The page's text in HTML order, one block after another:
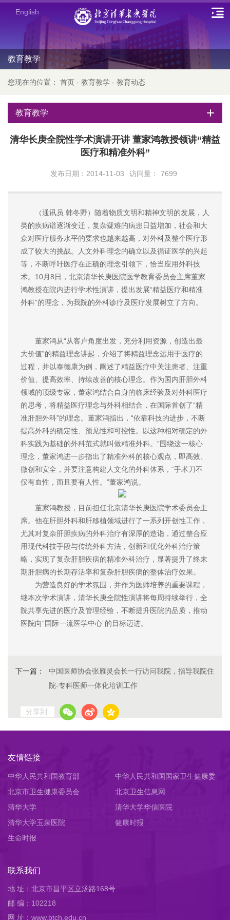
English
教育教学
您现在的位置： 首页 - 教育教学 - 教育动态
教育教学
清华长庚全院性学术演讲开讲 董家鸿教授领讲“精益
医疗和精准外科”
发布日期：2014-11-03 访问量： 7699
（通讯员 韩冬野）随着物质文明和精神文明的发展，人
类的疾病谱逐渐变迁，复杂疑难的病患日益增加，社会和大
众对医疗服务水平的要求也越来越高，对外科及整个医疗形
成了较大的挑战。人文外科理念的确立以及循证医学的兴起
等，不断呼吁医疗在正确的理念引领下，恰当应用外科技
术。10月8日，北京清华长庚医院医学教育委员会主席董家
鸿教授在院内进行学术性演讲，提出发展“精益医疗和精准
外科”的理念，为我院的外科诊疗及医疗发展树立了方向。
董家鸿从“从客户角度出发，充分利用资源，创造出最
大价值”的精益理念讲起，介绍了将精益理念运用于医疗的
过程，并以泰德康为例，阐述了精益医疗中关注患者、注重
价值、提高效率、持续改善的核心理念。作为国内肝胆外科
领域的顶级专家，董家鸿结合自身的临床经验及对外科医疗
的思考，将精益医疗理念与外科相结合，在国际首创了“精
准肝胆外科”的理念。董家鸿指出，“依靠科技的进步，不断
提高外科的确定性、预见性和可控性。以这种相对确定的外
科实践为基础的外科范式就叫做精准外科。”围绕这一核心
理念，董家鸿进一步指出了精准外科的核心观点，即高效、
微创和安全，并要注意构建人文化的外科体系，“手术刀不
仅有血性，而且要有人性。”董家鸿说。
董家鸿教授，目前担任北京清华长庚医院学术委员会主
席。他在肝胆外科和肝移植领域进行了一系列开创性工作，
尤其对复杂肝胆疾病的外科治疗有深厚的造诣，通过整合应
用现代科技手段与传统外科方法，创新和优化外科治疗策
略，实现了复杂肝胆疾病的精准外科治疗，显著提升了终末
期肝胆病的长期存活率和复杂肝胆疾病的整体治疗效果。
为营造良好的学术氛围，并作为医师培养的重要课程，
继本次学术演讲，清华长庚全院性演讲将每周持续举行，全
院共享先进的医疗及管理经验，不断提升医院的品质，推动
医院向“国际一流医学中心”的目标迈进。
下一篇：
中国医师协会张雁灵会长一行访问我院，指导我院住
院-专科医师一体化培训工作
分享到:
友情链接
中华人民共和国教育部
中华人民共和国国家卫生健康委
员会
北京市卫生健康委员会
北京卫生信息网
清华大学
清华大学华信医院
清华大学玉泉医院
健康时报
生命时报
联系我们
地 址：北京市昌平区立汤路168号
邮 编：102218
网 址：www.btch.edu.cn